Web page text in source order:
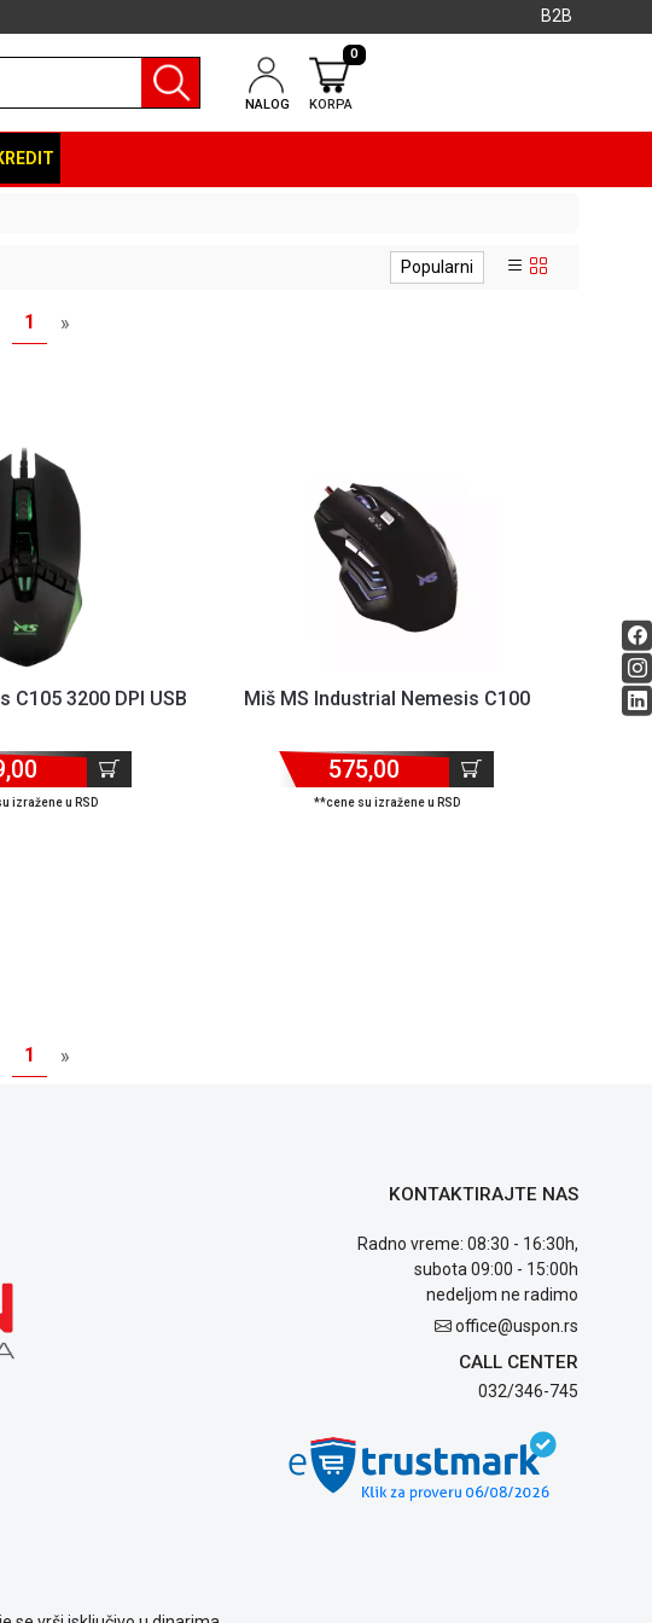
B2B
NALOG KORPA
0
Popularni
1 »
C105 3200 DPI USB
izražene u RSD
Miš MS Industrial Nemesis C100
575,00
**cene su izražene u RSD
1 »
KONTAKTIRAJTE NAS
Radno vreme: 08:30 - 16:30h,
subota 09:00 - 15:00h
nedeljom ne radimo
office@uspon.rs
CALL CENTER
032/346-745